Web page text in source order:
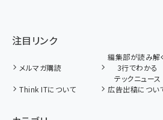
注目リンク
メルマガ購読
編集部が読み解
3行でわかる
テックニュース
Think ITについて 広告出稿につい